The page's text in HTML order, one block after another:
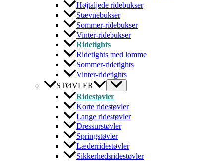
Højtaljede ridebukser
Stævnebukser
Sommer-ridebukser
Vinter-ridebukser
Ridetights
Ridetights med lomme
Sommer-ridetights
Vinter-ridetights
STØVLER
Ridestøvler
Korte ridestøvler
Lange ridestøvler
Dressurstøvler
Springstøvler
Læderridestøvler
Sikkerhedsridestøvler